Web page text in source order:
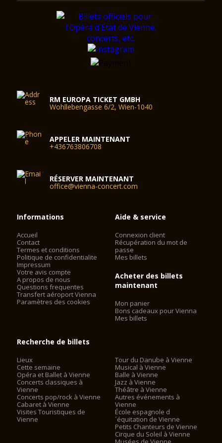
RM EUROPA TICKET GMBH
Wohllebengasse 6/2, Wien-1040
APPELER MAINTENANT
+436763806708
RÉSERVER MAINTENANT
office@vienna-concert.com
Informations
Accueil
Contact
Termes et conditions
Politique de confidentialite
Impressum
Votre avis compte
A propos de nous
Questions frequentes
Transfert aéroport Vienna
Paramètres des cookies
Aide & service
Connexion client
Récupération du mot de
passe
Mes billets
Acheter des billets
maintenant
Mon panier
Bons cadeaux pour Vienna
Mes billets
Recherche de billets
Lieux
Cette semaine
Opéra et Ballet à Vienne
Concerts classiques à
Vienne
Concerts pop/rock à Vienne
Cabaret à Vienne
Visites Touristiques de
Vienne
Tour du Danube à Vienne
Musical à Vienne
Balle à Vienne
Jazz à Vienne
Théâtre à Vienne
Autres événements à
Vienne
École espagnole d
´équitation de Vienne
Petits Chanteurs de Vienne
Cirque du Soleil à Vienne